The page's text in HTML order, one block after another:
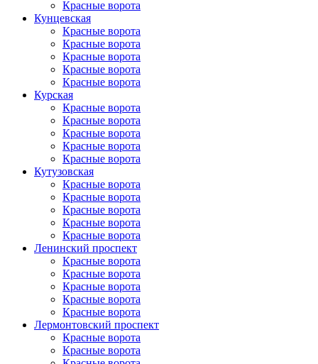
Красные ворота
Кунцевская
Красные ворота
Красные ворота
Красные ворота
Красные ворота
Красные ворота
Курская
Красные ворота
Красные ворота
Красные ворота
Красные ворота
Красные ворота
Кутузовская
Красные ворота
Красные ворота
Красные ворота
Красные ворота
Красные ворота
Ленинский проспект
Красные ворота
Красные ворота
Красные ворота
Красные ворота
Красные ворота
Лермонтовский проспект
Красные ворота
Красные ворота